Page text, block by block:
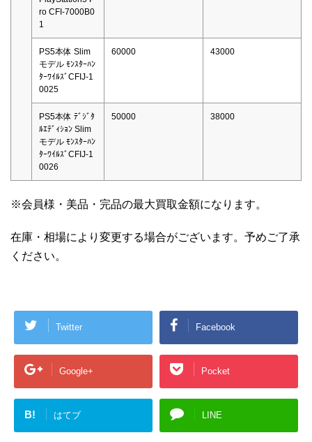
ro CFI-7000B0
1
PS5本体 Slim
モデル ﾓﾝｽﾀｰﾊﾝ
ﾀｰﾜｲﾙｽﾞCFIJ-1
0025
60000 43000
PS5本体 ﾃﾞｼﾞﾀ
ﾙｴﾃﾞｨｼｮﾝ Slim
モデル ﾓﾝｽﾀｰﾊﾝ
ﾀｰﾜｲﾙｽﾞCFIJ-1
0026
50000 38000
※会員様・美品・完品の最大買取金額になります。
在庫・相場により変更する場合がございます。予めご了承
ください。
Twitter Facebook
Google+ Pocket
B! はてブ LINE